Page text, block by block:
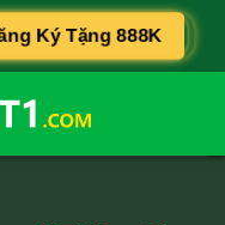
Ký Tặng 888K